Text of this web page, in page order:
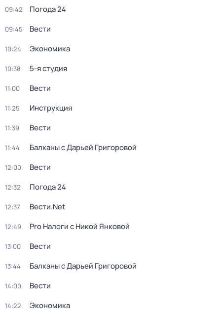
09:42 Погода 24
09:45 Вести
10:24 Экономика
10:38 5-я студия
11:00 Вести
11:25 Инструкция
11:39 Вести
11:44 Балканы с Дарьей Григоровой
12:00 Вести
12:32 Погода 24
12:37 Вести.Net
12:49 Pro Налоги с Никой Янковой
13:00 Вести
13:44 Балканы с Дарьей Григоровой
14:00 Вести
14:22 Экономика